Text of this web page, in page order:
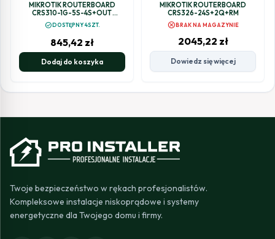
MIKROTIK ROUTERBOARD
CRS310-1G-5S-4S+OUT
(NETFIBER 9)
check_circleDOSTĘPNY 4SZT.
845,42 zł
Dodaj do koszyka
MIKROTIK ROUTERBOARD
CRS326-24S+2Q+RM
cancelBRAK NA MAGAZYNIE
2045,22 zł
Dowiedz się więcej
Twoje bezpieczeństwo w rękach profesjonalistów.
Kompleksowe instalacje niskoprądowe i systemy
energetyczne dla Twojego domu i firmy.